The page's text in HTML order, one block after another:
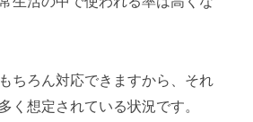
ちろん対応できますから、それ
く想定されている状況です。